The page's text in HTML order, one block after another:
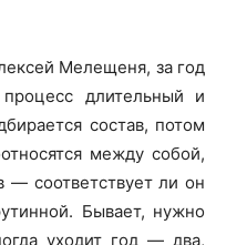
Мелещеня, за год
длительный и
состав, потом
между собой,
— соответствует ли он
Бывает, нужно
уходит год — два,